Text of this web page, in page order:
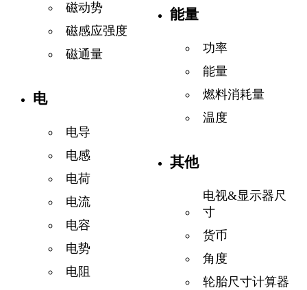
磁动势
磁感应强度
磁通量
电
电导
电感
电荷
电流
电容
电势
电阻
能量
功率
能量
燃料消耗量
温度
其他
电视&显示器尺
寸
货币
角度
轮胎尺寸计算器